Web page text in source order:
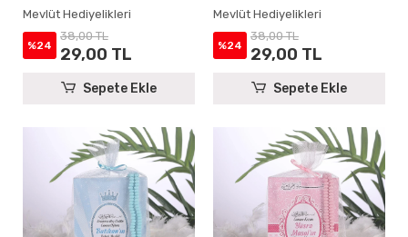
Yasin Kitabı ve Tesbih -
Mevlüt Hediyelikleri
Mevlüt Hediyelikleri
%24
38,00 TL
29,00 TL
Sepete Ekle
Kitabı ve Tesbih - Mevlüt
Hediyelikleri
Mevlüt Hediyelikleri
%24
38,00 TL
29,00 TL
Sepete Ekle